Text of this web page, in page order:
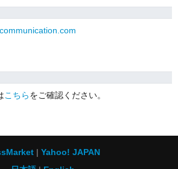
こちらをご確認ください。
Yahoo! JAPAN